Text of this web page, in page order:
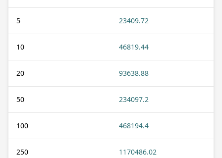
5 23409.72
10 46819.44
20 93638.88
50 234097.2
100 468194.4
250 1170486.02